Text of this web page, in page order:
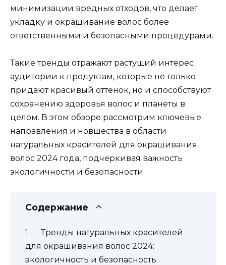
минимизации вредных отходов, что делает
укладку и окрашивание волос более
ответственными и безопасными процедурами.
Такие тренды отражают растущий интерес
аудитории к продуктам, которые не только
придают красивый оттенок, но и способствуют
сохранению здоровья волос и планеты в
целом. В этом обзоре рассмотрим ключевые
направления и новшества в области
натуральных красителей для окрашивания
волос 2024 года, подчеркивая важность
экологичности и безопасности.
Содержание
Тренды натуральных красителей
для окрашивания волос 2024:
экологичность и безопасность